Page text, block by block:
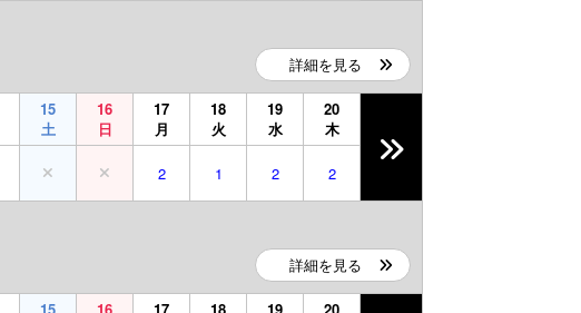
詳細を見る
15
土
16
日
17
月
18
火
19
水
20
木
2 1 2 2
詳細を見る